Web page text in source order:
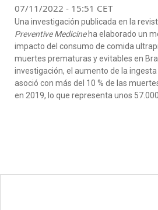
07/11/2022 - 15:51 CET
Una investigación publicada en la
Preventive Medicineha elaborado un
impacto del consumo de comida
muertes prematuras y evitables en
investigación, el aumento de la
asoció con más del 10 % de las
en 2019, lo que representa unos
Suscribirse a RSS -